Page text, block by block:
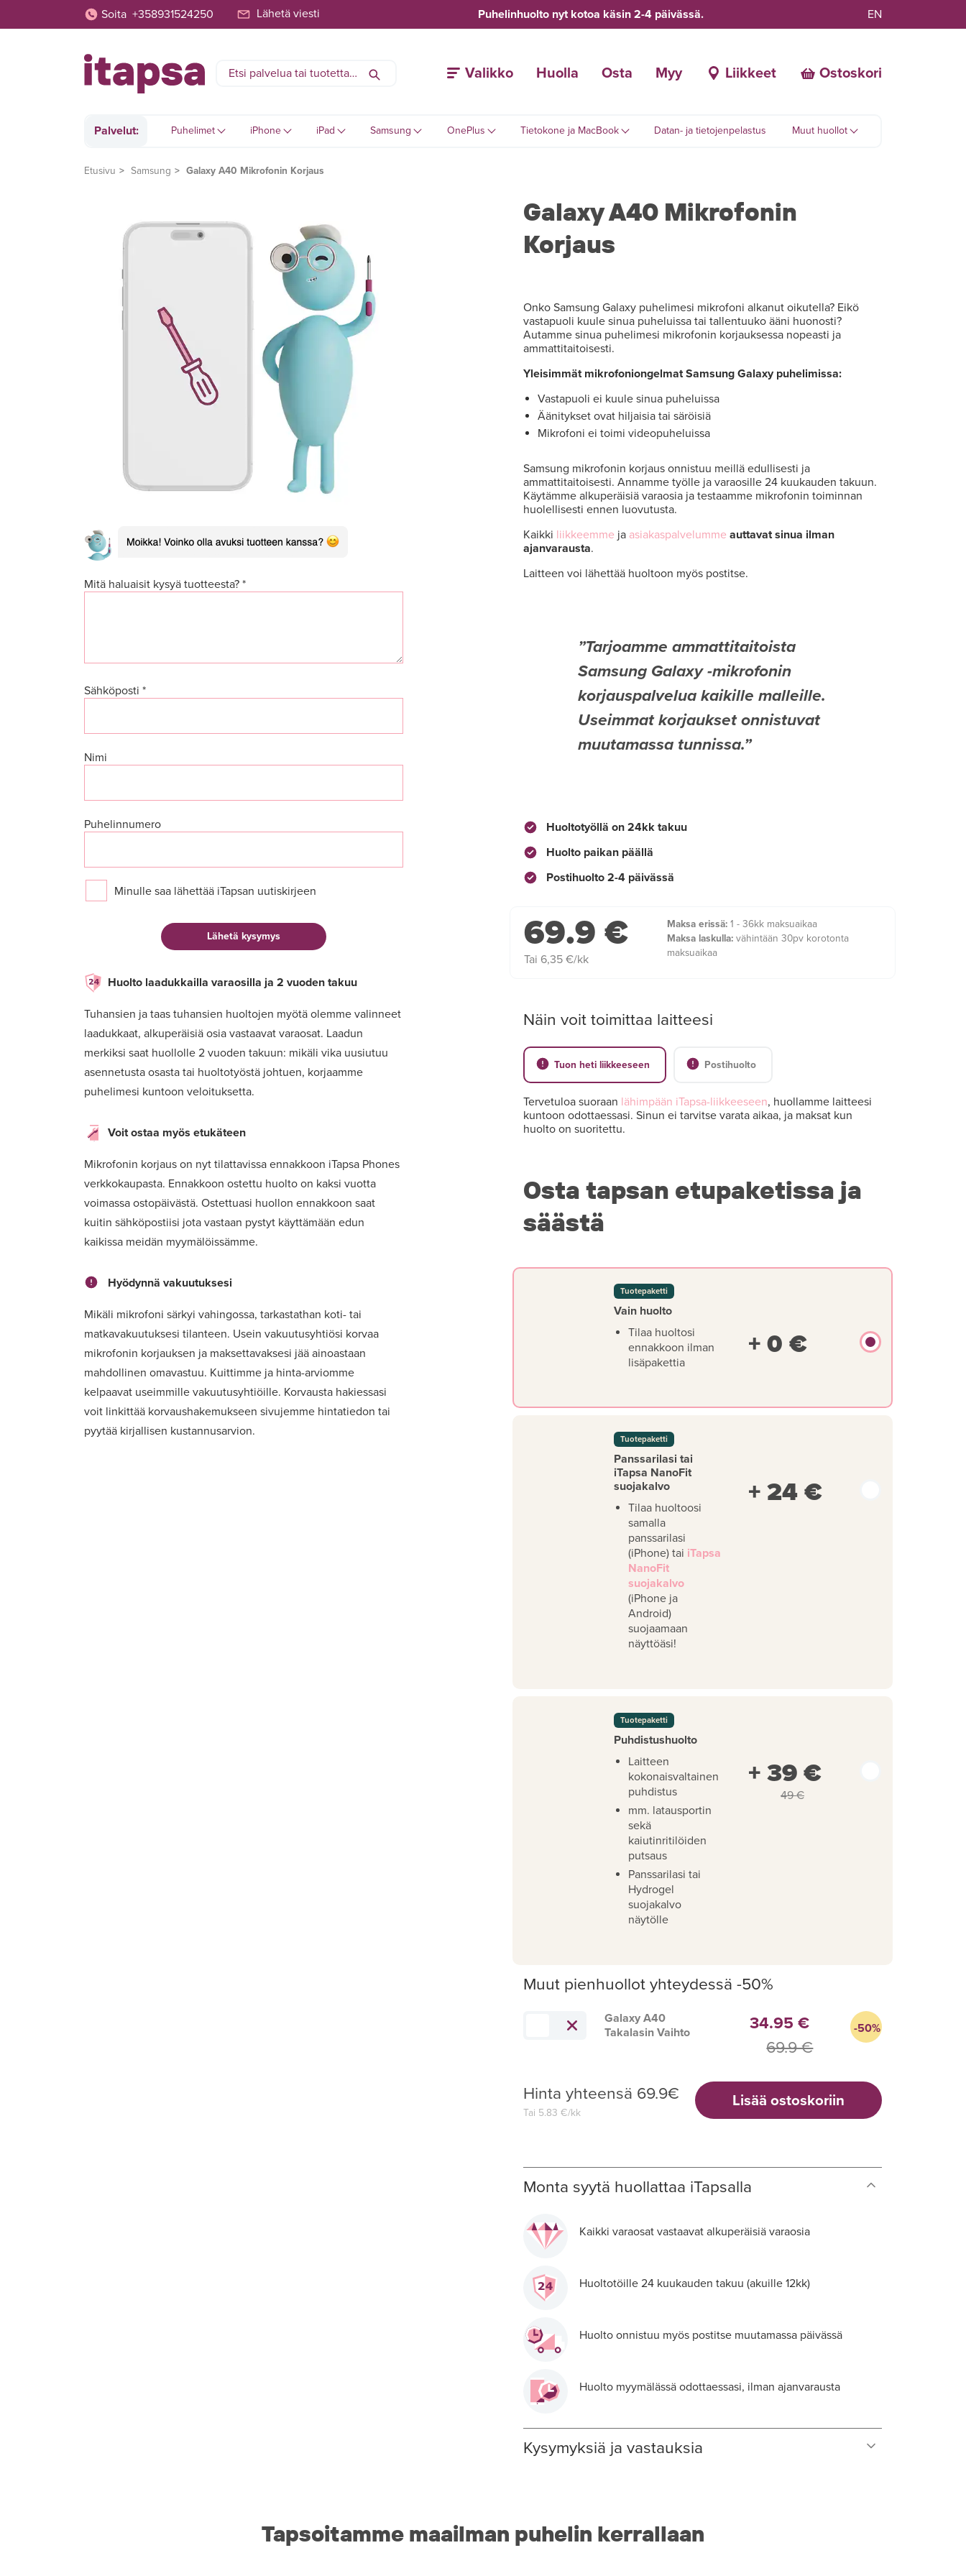
Soita +358931524250 Lähetä viesti Puhelinhuolto nyt kotoa käsin 2-4 päivässä. EN
Valikko Huolla Osta Myy Liikkeet Ostoskori
Palvelut: Puhelimet iPhone iPad Samsung OnePlus Tietokone ja MacBook Datan- ja tietojenpelastus Muut huollot
Etusivu Samsung Galaxy A40 Mikrofonin Korjaus
Mitä haluaisit kysyä tuotteesta? *
Sähköposti *
Nimi
Puhelinnumero
Minulle saa lähettää iTapsan uutiskirjeen
Huolto laadukkailla varaosilla ja 2 vuoden takuu
Tuhansien ja taas tuhansien huoltojen myötä olemme valinneet
laadukkaat, alkuperäisiä osia vastaavat varaosat. Laadun
merkiksi saat huollolle 2 vuoden takuun: mikäli vika uusiutuu
asennetusta osasta tai huoltotyöstä johtuen, korjaamme
puhelimesi kuntoon veloituksetta.
Voit ostaa myös etukäteen
Mikrofonin korjaus on nyt tilattavissa ennakkoon iTapsa Phones
verkkokaupasta. Ennakkoon ostettu huolto on kaksi vuotta
voimassa ostopäivästä. Ostettuasi huollon ennakkoon saat
kuitin sähköpostiisi jota vastaan pystyt käyttämään edun
kaikissa meidän myymälöissämme.
Hyödynnä vakuutuksesi
Mikäli mikrofoni särkyi vahingossa, tarkastathan koti- tai
matkavakuutuksesi tilanteen. Usein vakuutusyhtiösi korvaa
mikrofonin korjauksen ja maksettavaksesi jää ainoastaan
mahdollinen omavastuu. Kuittimme ja hinta-arviomme
kelpaavat useimmille vakuutusyhtiöille. Korvausta hakiessasi
voit linkittää korvaushakemukseen sivujemme hintatiedon tai
pyytää kirjallisen kustannusarvion.
Galaxy A40 Mikrofonin
Korjaus
Onko Samsung Galaxy puhelimesi mikrofoni alkanut oikutella? Eikö
vastapuoli kuule sinua puheluissa tai tallentuuko ääni huonosti?
Autamme sinua puhelimesi mikrofonin korjauksessa nopeasti ja
ammattitaitoisesti.
Yleisimmät mikrofoniongelmat Samsung Galaxy puhelimissa:
Vastapuoli ei kuule sinua puheluissa
Äänitykset ovat hiljaisia tai säröisiä
Mikrofoni ei toimi videopuheluissa
Samsung mikrofonin korjaus onnistuu meillä edullisesti ja
ammattitaitoisesti. Annamme työlle ja varaosille 24 kuukauden takuun.
Käytämme alkuperäisiä varaosia ja testaamme mikrofonin toiminnan
huolellisesti ennen luovutusta.
Kaikki liikkeemme ja asiakaspalvelumme auttavat sinua ilman
ajanvarausta.
Laitteen voi lähettää huoltoon myös postitse.
Tarjoamme ammattitaitoista
Samsung Galaxy -mikrofonin
korjauspalvelua kaikille malleille.
Useimmat korjaukset onnistuvat
muutamassa tunnissa.
Huoltotyöllä on 24kk takuu
Huolto paikan päällä
Postihuolto 2-4 päivässä
69.9 €
Tai 6,35 €/kk
Maksa erissä:1 - 36kk maksuaikaa
Maksa laskulla:vähintään 30pv korotonta
maksuaikaa
Näin voit toimittaa laitteesi
Tuon heti liikkeeseen Postihuolto
Tervetuloa suoraan lähimpään iTapsa-liikkeeseen, huollamme laitteesi
kuntoon odottaessasi. Sinun ei tarvitse varata aikaa, ja maksat kun
huolto on suoritettu.
Osta tapsan etupaketissa ja
säästä
Tuotepaketti
Vain huolto
Tilaa huoltosi
ennakkoon ilman
lisäpakettia
+ 0 €
Tuotepaketti
Panssarilasi tai
iTapsa NanoFit
suojakalvo
Tilaa huoltoosi
samalla
panssarilasi
(iPhone) tai iTapsa
NanoFit
suojakalvo
(iPhone ja
Android)
suojaamaan
näyttöäsi!
+ 24 €
Tuotepaketti
Puhdistushuolto
Laitteen
kokonaisvaltainen
puhdistus
mm. latausportin
sekä
kaiutinritilöiden
putsaus
Panssarilasi tai
Hydrogel
suojakalvo
näytölle
+ 39 €
49 €
Muut pienhuollot yhteydessä -50%
Galaxy A40
Takalasin Vaihto
34.95 €
69.9 €
-50%
Hinta yhteensä 69.9€
Tai 5.83 €/kk
Lisää ostoskoriin
Monta syytä huollattaa iTapsalla
Kaikki varaosat vastaavat alkuperäisiä varaosia
Huoltotöille 24 kuukauden takuu (akuille 12kk)
Huolto onnistuu myös postitse muutamassa päivässä
Huolto myymälässä odottaessasi, ilman ajanvarausta
Kysymyksiä ja vastauksia
Tapsoitamme maailman puhelin kerrallaan